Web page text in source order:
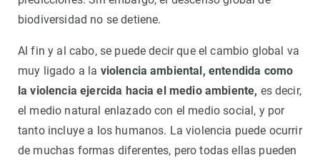
biodiversidad no se detiene.
Al fin y al cabo, se puede decir que el cambio global va
muy ligado a la violencia ambiental, entendida como
la violencia ejercida hacia el medio ambiente, es decir,
el medio natural enlazado con el medio social, y por
tanto incluye a los humanos. La violencia puede ocurrir
de muchas formas diferentes, pero todas ellas pueden